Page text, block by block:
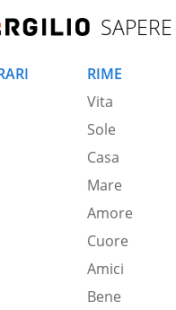
SAPERE
RIME
Vita
Sole
Casa
Mare
Amore
Cuore
Amici
Bene